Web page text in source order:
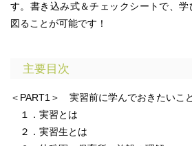
す。書き込み式＆チェックシートで、
図ることが可能です！
主要目次
＜PART1＞ 実習前に学んでおきたいこと
１．実習とは
２．実習生とは